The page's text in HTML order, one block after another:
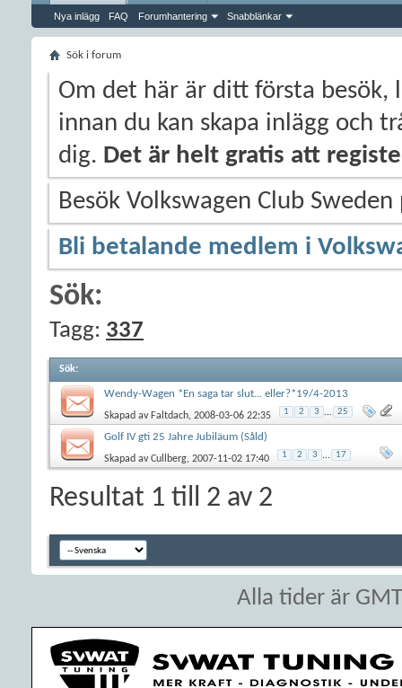
Nya inlägg FAQ Forumhantering Snabblänkar
Sök i forum
Om det här är ditt första besök,
innan du kan skapa inlägg och
dig. Det är helt gratis att
Besök Volkswagen Club
Bli betalande medlem i
Sök:
Tagg: 337
Sök:
Wendy-Wagen *En saga tar slut... eller?*19/4-2013
Skapad av Faltdach, 2008-03-06 22:35 1 2 3 ... 25
Golf IV gti 25 Jahre Jubiläum (Såld)
Skapad avCullberg, 2007-11-02 17:40 1 2 3 ... 17
Resultat 1 till 2 av 2
Alla tider är